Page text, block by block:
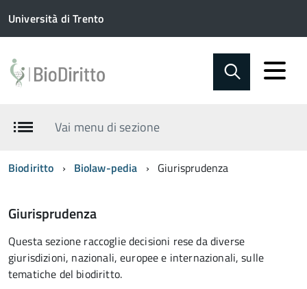
Università di Trento
Vai menu di sezione
Biodiritto Biolaw-pedia Giurisprudenza
Giurisprudenza
Questa sezione raccoglie decisioni rese da diverse
giurisdizioni, nazionali, europee e internazionali, sulle
tematiche del biodiritto.